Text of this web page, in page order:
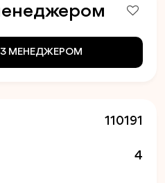
З МЕНЕДЖЕРОМ
110191
4